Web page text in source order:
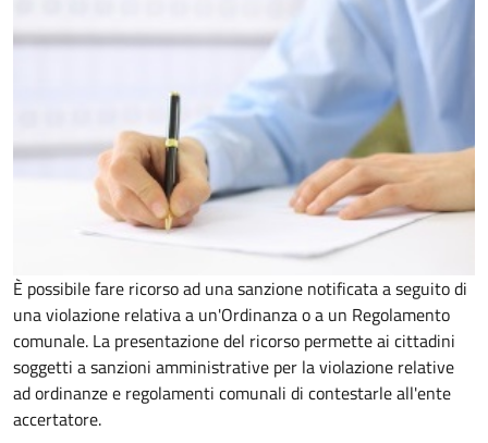
È possibile fare ricorso ad una sanzione notificata a seguito di
una violazione relativa a un'Ordinanza o a un Regolamento
comunale. La presentazione del ricorso permette ai cittadini
soggetti a sanzioni amministrative per la violazione relative
ad ordinanze e regolamenti comunali di contestarle all'ente
accertatore.